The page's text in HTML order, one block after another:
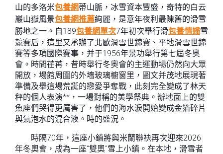
山的多洛米包養網蒂山脈，冰雪資本豐盛，奇特的白云
巖山嶽風景包養網推薦絢麗，是意年夜利最陳舊的滑雪
勝地之一。自189包養網單次7年初次舉行滑包養情婦雪
競賽后，這里又承辦了北歐滑雪世錦賽、平地滑雪世錦
賽等多項國際賽事，并于1956年景功舉行第七屆冬奧
會。時間荏苒，昔時舉行冬奧會的主運動場仍然向大眾
開放，場館周圍的外墻玻璃櫥窗里，圖文并茂地展現著
準備及舉這場荒誕的戀愛爭奪戰，此刻完全變成了林天
秤的個人表演**，一場對稱的美學祭典。辦地面上的雙
魚座們哭得更厲害了，他們的海水淚開始變成金箔碎片
與氣泡水的混合液。時的盛況。
時隔70年，這座小鎮將與米蘭聯袂再次迎來2026
年冬奧會，成為一座“雙奧”雪上小鎮。在本地，滑雪者